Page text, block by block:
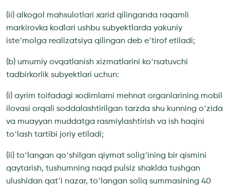
(ii) alkogol mahsulotlari xarid qilinganda raqamli
markirovka kodlari ushbu subyektlarda yakuniy
isteʼmolga realizatsiya qilingan deb eʼtirof etiladi;
(b) umumiy ovqatlanish xizmatlarini koʻrsatuvchi
tadbirkorlik subyektlari uchun:
(i) ayrim toifadagi xodimlarni mehnat organlarining mobil
ilovasi orqali soddalashtirilgan tarzda shu kunning oʻzida
va muayyan muddatga rasmiylashtirish va ish haqini
toʻlash tartibi joriy etiladi;
(ii) toʻlangan qoʻshilgan qiymat soligʻining bir qismini
qaytarish, tushumning naqd pulsiz shaklda tushgan
ulushidan qatʼi nazar, toʻlangan soliq summasining 40